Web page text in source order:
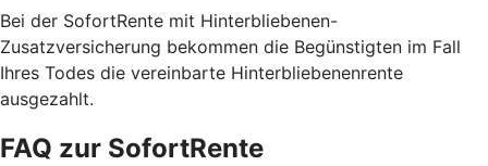
Bei der SofortRente mit Hinterbliebenen-
Zusatzversicherung bekommen die Begünstigten im Fall
Ihres Todes die vereinbarte Hinterbliebenenrente
ausgezahlt.
FAQ zur SofortRente